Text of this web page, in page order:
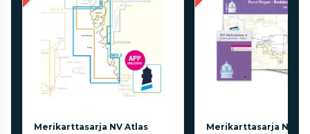
Merikarttasarja NV Atlas
Merikarttasarja NV